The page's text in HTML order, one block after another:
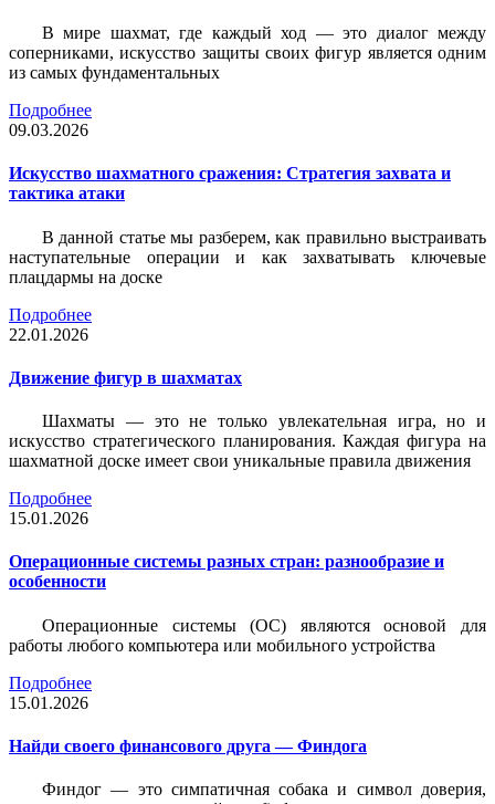
В мире шахмат, где каждый ход — это диалог между
соперниками, искусство защиты своих фигур является одним
из самых фундаментальных
Подробнее
09.03.2026
Искусство шахматного сражения: Стратегия захвата и
тактика атаки
В данной статье мы разберем, как правильно выстраивать
наступательные операции и как захватывать ключевые
плацдармы на доске
Подробнее
22.01.2026
Движение фигур в шахматах
Шахматы — это не только увлекательная игра, но и
искусство стратегического планирования. Каждая фигура на
шахматной доске имеет свои уникальные правила движения
Подробнее
15.01.2026
Операционные системы разных стран: разнообразие и
особенности
Операционные системы (ОС) являются основой для
работы любого компьютера или мобильного устройства
Подробнее
15.01.2026
Найди своего финансового друга — Финдога
Финдог — это симпатичная собака и символ доверия,